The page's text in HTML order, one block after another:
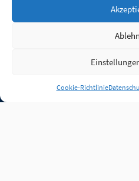
Cookie-Richtlinie
Anmelden
Jobs Partner